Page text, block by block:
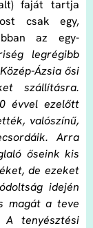
faját tartja
csak egy,
az egy-
legrégibb
Ázsia ősi
szállításra.
évvel ezelőtt
valószínű,
Arra
őseink kis
de ezeket
idején
magát a teve
tenyésztési